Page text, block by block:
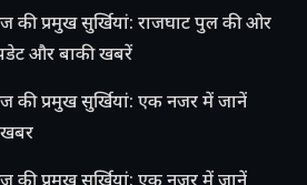
की प्रमुख सुर्खियां: राजघाट पुल की ओर
और बाकी खबरें
की प्रमुख सुर्खियां: एक नजर में जानें